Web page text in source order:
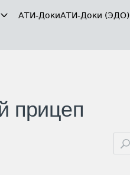
АТИ-ДокиАТИ-Доки (ЭДО)
прицеп